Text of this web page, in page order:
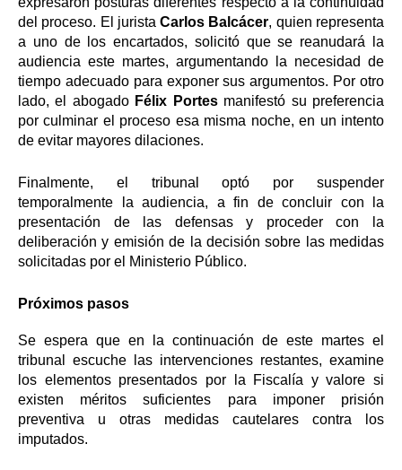
del proceso. El juristaCarlos Balcácer, quien representa
a uno de los encartados, solicitó que se reanudará la
audiencia este martes, argumentando la necesidad de
tiempo adecuado para exponer sus argumentos. Por otro
lado, el abogado Félix Portesmanifestó su preferencia
por culminar el proceso esa misma noche, en un intento
de evitar mayores dilaciones.
Finalmente, el tribunal optó por suspender
temporalmente la audiencia, a fin de concluir con la
presentación de las defensas y proceder con la
deliberación y emisión de la decisión sobre las medidas
solicitadas por el Ministerio Público.
Próximos pasos
Se espera que en la continuación de este martes el
tribunal escuche las intervenciones restantes, examine
los elementos presentados por la Fiscalía y valore si
existen méritos suficientes para imponer prisión
preventiva u otras medidas cautelares contra los
imputados.